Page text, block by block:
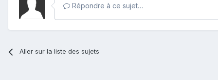
Répondre à ce sujet…
Aller sur la liste des sujets